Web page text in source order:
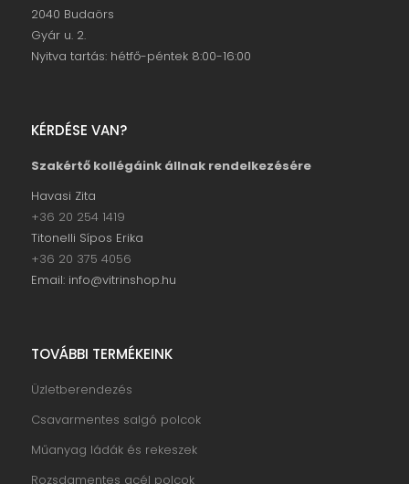
2040 Budaörs
Gyár u. 2.
Nyitva tartás: hétfő-péntek 8:00-16:00
KÉRDÉSE VAN?
Szakértő kollégáink állnak rendelkezésére
Havasi Zita
+36 20 254 1419
Titonelli Sípos Erika
+36 20 375 4056
Email: info@vitrinshop.hu
TOVÁBBI TERMÉKEINK
Üzletberendezés
Csavarmentes salgó polcok
Műanyag ládák és rekeszek
Rozsdamentes acél polcok